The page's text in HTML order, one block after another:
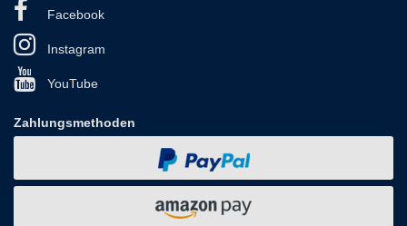
Facebook
Instagram
YouTube
Zahlungsmethoden